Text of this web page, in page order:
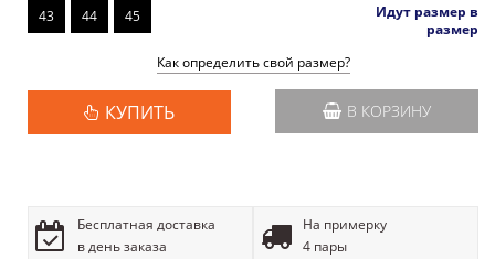
43 44 45
Идут размер в
размер
Как определить свой размер?
КУПИТЬ В КОРЗИНУ
Бесплатная доставка
в день заказа
На примерку
4 пары